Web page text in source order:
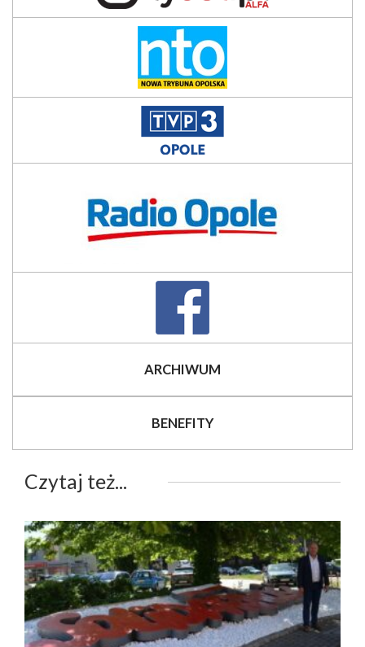
ARCHIWUM
BENEFITY
Czytaj też...